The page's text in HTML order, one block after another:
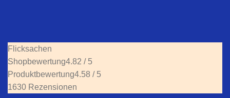
Flicksachen
Shopbewertung4.82 / 5
Produktbewertung4.58 / 5
1630 Rezensionen